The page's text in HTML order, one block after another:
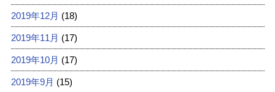
2019年12月 (18)
2019年11月 (17)
2019年10月 (17)
2019年9月 (15)